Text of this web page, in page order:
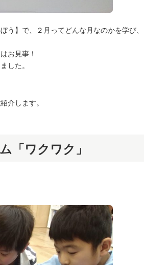
う】で、２月ってどんな月なのかを学び、
お見事！
した。
介します。
「ワクワク」